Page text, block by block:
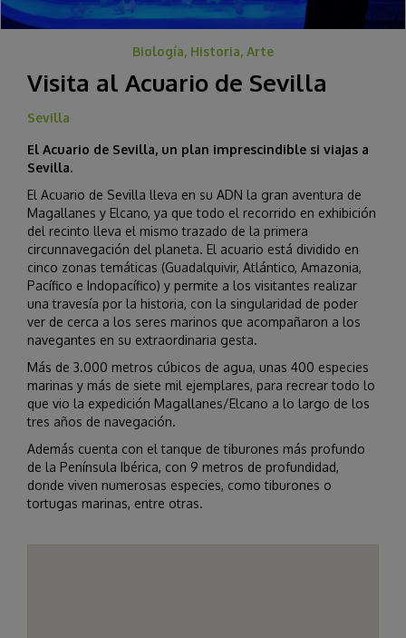
Biología, Historia, Arte
Visita al Acuario de Sevilla
Sevilla
El Acuario de Sevilla, un plan imprescindible si viajas a
Sevilla.
El Acuario de Sevilla lleva en su ADN la gran aventura de
Magallanes y Elcano, ya que todo el recorrido en exhibición
del recinto lleva el mismo trazado de la primera
circunnavegación del planeta. El acuario está dividido en
cinco zonas temáticas (Guadalquivir, Atlántico, Amazonia,
Pacífico e Indopacífico) y permite a los visitantes realizar
una travesía por la historia, con la singularidad de poder
ver de cerca a los seres marinos que acompañaron a los
navegantes en su extraordinaria gesta.
Más de 3.000 metros cúbicos de agua, unas 400 especies
marinas y más de siete mil ejemplares, para recrear todo lo
que vio la expedición Magallanes/Elcano a lo largo de los
tres años de navegación.
Además cuenta con el tanque de tiburones más profundo
de la Península Ibérica, con 9 metros de profundidad,
donde viven numerosas especies, como tiburones o
tortugas marinas, entre otras.